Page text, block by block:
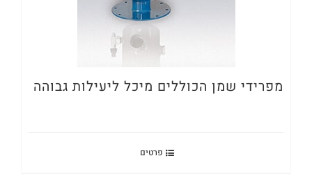
מפרידי שמן הכוללים מיכל ליעילות גבוהה
פרטים